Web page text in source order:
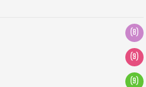
(8)
(9)
(9)